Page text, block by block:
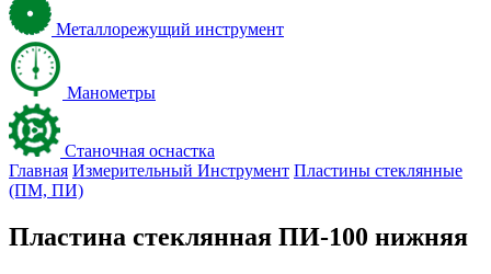
Металлорежущий инструмент
Манометры
Станочная оснастка
Главная Измерительный Инструмент Пластины стеклянные
(ПМ, ПИ)
Пластина стеклянная ПИ-100 нижняя